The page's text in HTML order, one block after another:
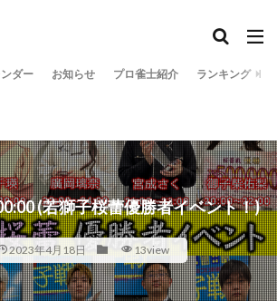
ダー お知らせ プロ雀士紹介 ランキング
(若獅子桜蕾優勝者イベント！)
2023年4月18日 13view